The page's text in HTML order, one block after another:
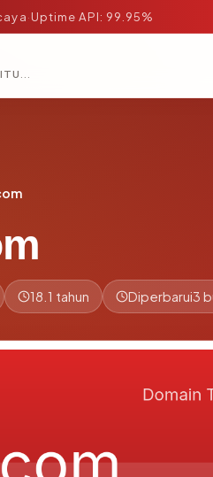
·Uptime API: 99.95%
PERIKSA APAKAH SEBUAH SITUS AMAN, TEPERCAYA, DAN TERVERIFIKASI DALAM HITUNGAN DETIK.
18.1 tahun Diperbarui3